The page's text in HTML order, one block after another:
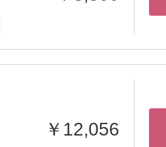
￥12,056